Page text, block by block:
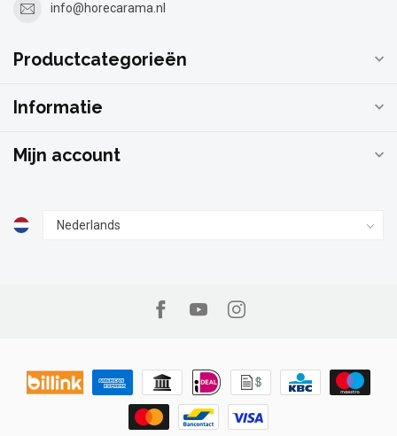
info@horecarama.nl
Productcategorieën
Informatie
Mijn account